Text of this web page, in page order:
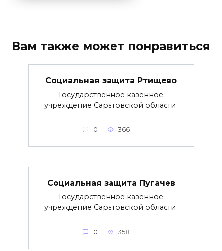
Вам также может понравиться
Социальная защита Ртищево
Государственное казенное
учреждение Саратовской области
0 366
Социальная защита Пугачев
Государственное казенное
учреждение Саратовской области
0 358